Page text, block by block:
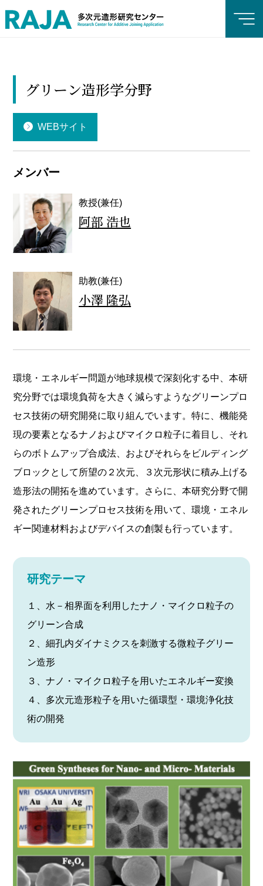
グリーン造形学分野
WEBサイト
メンバー
教授(兼任)
阿部 浩也
助教(兼任)
小澤 隆弘
環境・エネルギー問題が地球規模で深刻化する中、本研
究分野では環境負荷を大きく減らすようなグリーンプロ
セス技術の研究開発に取り組んでいます。特に、機能発
現の要素となるナノおよびマイクロ粒子に着目し、それ
らのボトムアップ合成法、およびそれらをビルディング
ブロックとして所望の２次元、３次元形状に積み上げる
造形法の開拓を進めています。さらに、本研究分野で開
発されたグリーンプロセス技術を用いて、環境・エネル
ギー関連材料およびデバイスの創製も行っています。
研究テーマ
１、水－相界面を利用したナノ・マイクロ粒子の
グリーン合成
２、細孔内ダイナミクスを刺激する微粒子グリー
ン造形
３、ナノ・マイクロ粒子を用いたエネルギー変換
４、多次元造形粒子を用いた循環型・環境浄化技
術の開発